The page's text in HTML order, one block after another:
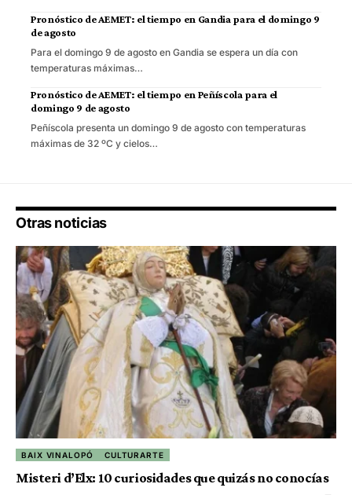
Pronóstico de AEMET: el tiempo en Gandia para el domingo 9
de agosto
Para el domingo 9 de agosto en Gandia se espera un día con
temperaturas máximas…
Pronóstico de AEMET: el tiempo en Peñíscola para el
domingo 9 de agosto
Peñíscola presenta un domingo 9 de agosto con temperaturas
máximas de 32 ºC y cielos…
Otras noticias
BAIX VINALOPÓ CULTURARTE
Misteri d’Elx: 10 curiosidades que quizás no conocías